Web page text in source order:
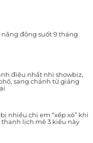
động suốt 9 tháng
điệu nhất nhì showbiz,
sang chảnh từ giảng
nhiều chị em “xếp xó” khi
thanh lịch mê 3 kiểu này